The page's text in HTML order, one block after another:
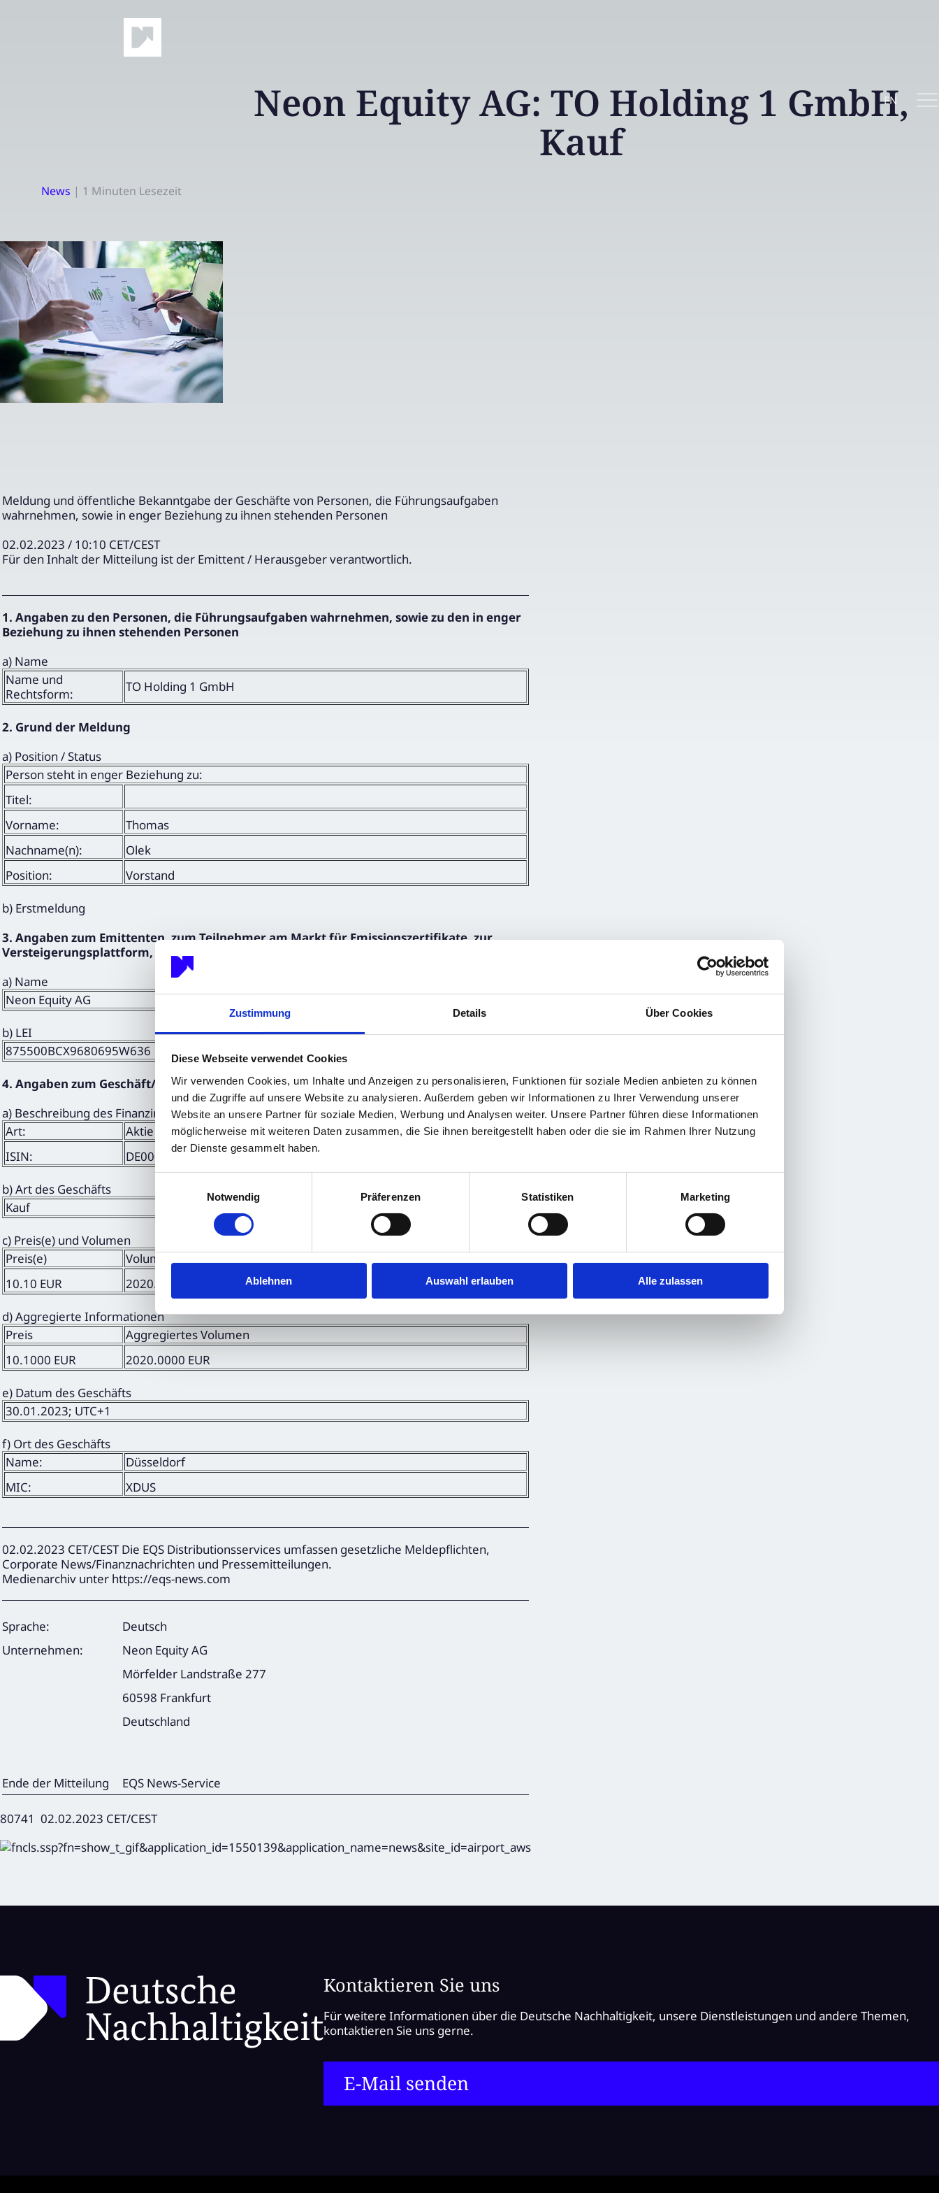
Zustimmung Details Über Cookies
Diese Webseite verwendet Cookies
Wir verwenden Cookies, um Inhalte und Anzeigen zu personalisieren, Funktionen für soziale Medien anbieten zu können
und die Zugriffe auf unsere Website zu analysieren. Außerdem geben wir Informationen zu Ihrer Verwendung unserer
Website an unsere Partner für soziale Medien, Werbung und Analysen weiter. Unsere Partner führen diese Informationen
möglicherweise mit weiteren Daten zusammen, die Sie ihnen bereitgestellt haben oder die sie im Rahmen Ihrer Nutzung
der Dienste gesammelt haben.
Notwendig
Präferenzen Statistiken Marketing
Ablehnen Auswahl erlauben Alle zulassen
EN
Neon Equity AG: TO Holding 1 GmbH,
Kauf
News | 1 Minuten Lesezeit
Meldung und öffentliche Bekanntgabe der Geschäfte von Personen, die Führungsaufgaben
wahrnehmen, sowie in enger Beziehung zu ihnen stehenden Personen
02.02.2023 / 10:10 CET/CEST
Für den Inhalt der Mitteilung ist der Emittent / Herausgeber verantwortlich.
1. Angaben zu den Personen, die Führungsaufgaben wahrnehmen, sowie zu den in enger
Beziehung zu ihnen stehenden Personen
a) Name
Name und
Rechtsform:
TO Holding 1 GmbH
2. Grund der Meldung
a) Position / Status
Person steht in enger Beziehung zu:
Titel:
Vorname:
Thomas
Nachname(n):
Olek
Position:
Vorstand
b) Erstmeldung
3. Angaben zum Emittenten, zum Teilnehmer am Markt für Emissionszertifikate, zur
Versteigerungsplattform, zum Versteigerer oder zur Auktionsaufsicht
a) Name
Neon Equity AG
b) LEI
875500BCX9680695W636
4. Angaben zum Geschäft/zu den Geschäften
a) Beschreibung des Finanzinstruments, Art des Instruments, Kennung
Art:
Aktie
ISIN:
DE000A3DW408
b) Art des Geschäfts
Kauf
c) Preis(e) und Volumen
Preis(e)
Volumen
10.10 EUR
2020.00 EUR
d) Aggregierte Informationen
Preis
Aggregiertes Volumen
10.1000 EUR
2020.0000 EUR
e) Datum des Geschäfts
30.01.2023; UTC+1
f) Ort des Geschäfts
Name:
Düsseldorf
MIC:
XDUS
02.02.2023 CET/CEST Die EQS Distributionsservices umfassen gesetzliche Meldepflichten,
Corporate News/Finanznachrichten und Pressemitteilungen.
Medienarchiv unter https://eqs-news.com
Sprache:
Deutsch
Unternehmen:
Neon Equity AG
Mörfelder Landstraße 277
60598 Frankfurt
Deutschland
Ende der Mitteilung EQS News-Service
80741 02.02.2023 CET/CEST
Kontaktieren Sie uns
Für weitere Informationen über die Deutsche Nachhaltigkeit, unsere Dienstleistungen und andere Themen,
kontaktieren Sie uns gerne.
E-Mail senden